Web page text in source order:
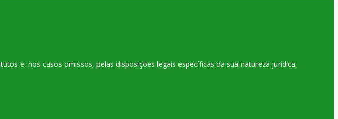
e, nos casos omissos, pelas disposições legais específicas da sua natureza jurídica.